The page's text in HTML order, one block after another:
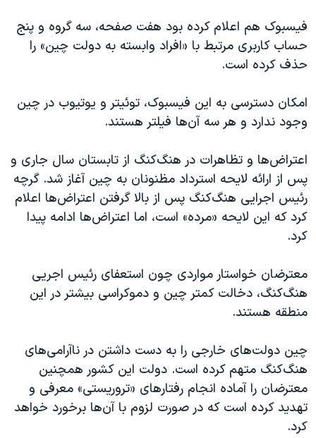
فیسبوک هم اعلام کرده بود هفت صفحه، سه گروه و پنج
حساب کاربری مرتبط با «افراد وابسته به دولت چین» را
حذف کرده است.
امکان دسترسی به این فیسبوک، توئیتر و یوتیوب در چین
وجود ندارد و هر سه آن‌ها فیلتر هستند.
اعتراض‌ها و تظاهرات در هنگ‌کنگ از تابستان سال جاری و
پس از ارائه لایحه استرداد مظنونان به چین آغاز شد. گرچه
رئیس اجرایی هنگ‌کنگ پس از بالا گرفتن اعتراض‌ها اعلام
کرد که این لایحه «مرده» است، اما اعتراض‌ها ادامه پیدا
کرد.
معترضان خواستار مواردی چون استعفای رئیس اجریی
هنگ‌کنگ، دخالت کمتر چین و دموکراسی بیشتر در این
منطقه هستند.
چین دولت‌های خارجی را به دست داشتن در ناآرامی‌های
هنگ‌کنگ متهم کرده است. دولت این کشور همچنین
معترضان را آماده انجام رفتارهای «تروریستی» معرفی و
تهدید کرده است که در صورت لزوم با آن‌ها برخورد خواهد
کرد.